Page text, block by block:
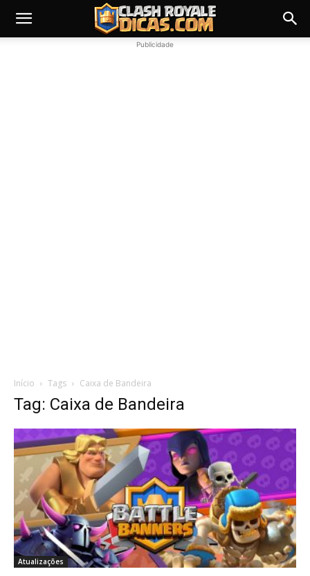
Publicidade
Início Tags Caixa de Bandeira
Tag: Caixa de Bandeira
Atualizações